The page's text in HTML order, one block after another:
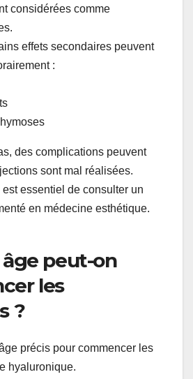
considérées comme
effets secondaires peuvent
:
des complications peuvent
sont mal réalisées.
est essentiel de consulter un
en médecine esthétique.
âge peut-on
les
?
précis pour commencer les
hyaluronique.